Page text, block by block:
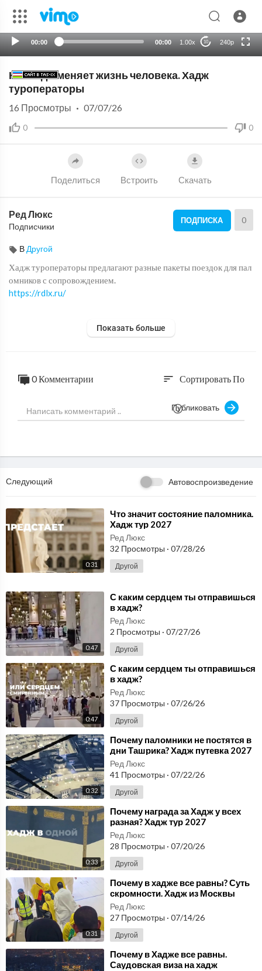
00:00 00:00 1.00x 10 240p
HD
Как Хадж меняет жизнь человека. ⁣Хадж
туроператоры
0 0
16 Просмотры · 07/07/26
Поделиться Встроить Скачать
Ред Люкс
Подписчики
ПОДПИСКА 0
В Другой
Хадж туроператоры предлагают разные пакеты поездок для пал
омников с сопровождением.
https://rdlx.ru/
Telegram
WhatsApp
+7 (922) 500-97-18
Пн-Пт: 10:00-17:00
Вс: выходной
#хаджтуроператоры#Хадж#паломничество#Умра #саудовская
аравия
Показать больше
0 Комментарии sort Сортировать По
Публиковать
Следующий Автовоспроизведение
0:31
⁣Что значит состояние паломника.
⁣Хадж тур 2027
Ред Люкс
32 Просмотры · 07/28/26
Другой
0:47
⁣С каким сердцем ты отправишься
в хадж?
Ред Люкс
2 Просмотры · 07/27/26
Другой
0:47
⁣С каким сердцем ты отправишься
в хадж?
Ред Люкс
37 Просмотры · 07/26/26
Другой
0:32
⁣Почему паломники не постятся в
дни Ташрика? ⁣Хадж путевка 2027
Ред Люкс
41 Просмотры · 07/22/26
Другой
0:33
⁣Почему награда за Хадж у всех
разная? ⁣Хадж тур 2027
Ред Люкс
28 Просмотры · 07/20/26
Другой
0:31
⁣Почему в хадже все равны? Суть
скромности. ⁣Хадж из Москвы
Ред Люкс
27 Просмотры · 07/14/26
Другой
⁣Почему в Хадже все равны.
Саудовская виза на хадж